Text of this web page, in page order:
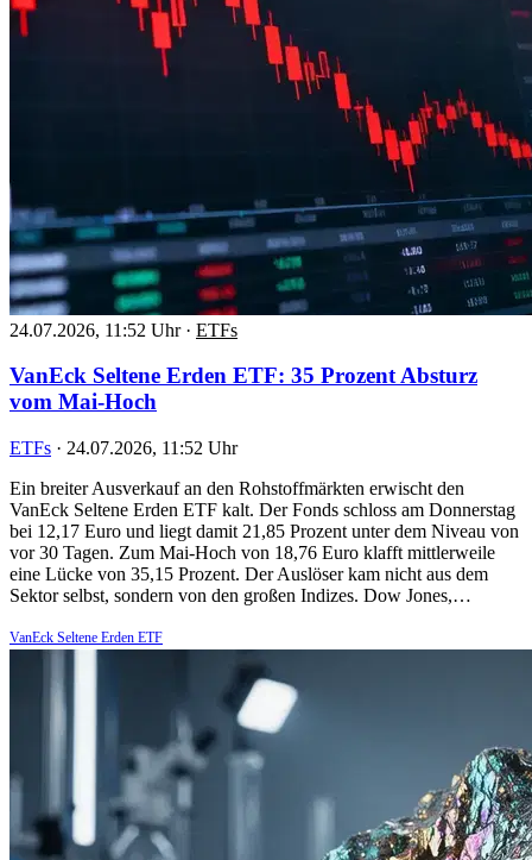
24.07.2026, 11:52 Uhr · ETFs
VanEck Seltene Erden ETF: 35 Prozent Absturz
vom Mai-Hoch
ETFs · 24.07.2026, 11:52 Uhr
Ein breiter Ausverkauf an den Rohstoffmärkten erwischt den
VanEck Seltene Erden ETF kalt. Der Fonds schloss am Donnerstag
bei 12,17 Euro und liegt damit 21,85 Prozent unter dem Niveau von
vor 30 Tagen. Zum Mai-Hoch von 18,76 Euro klafft mittlerweile
eine Lücke von 35,15 Prozent. Der Auslöser kam nicht aus dem
Sektor selbst, sondern von den großen Indizes. Dow Jones,…
VanEck Seltene Erden ETF